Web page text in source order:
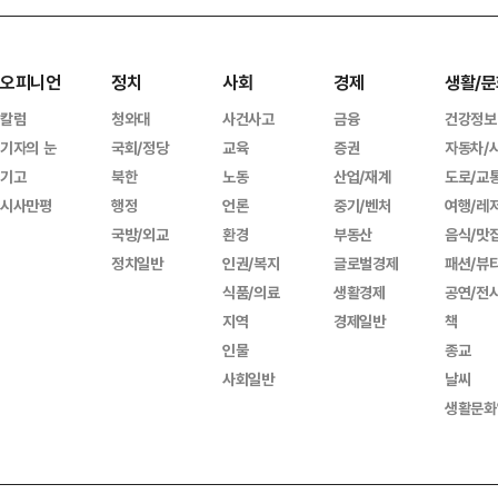
오피니언
칼럼
기자의 눈
기고
시사만평
정치
청와대
국회/정당
북한
행정
국방/외교
정치일반
사회
사건사고
교육
노동
언론
환경
인권/복지
식품/의료
지역
인물
사회일반
경제
금융
증권
산업/재계
중기/벤처
부동산
글로벌경제
생활경제
경제일반
생활/
건강정보
자동차/
도로/교
여행/레
음식/맛
패션/뷰
공연/전
책
종교
날씨
생활문